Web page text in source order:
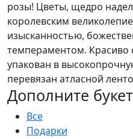
розы! Цветы, щедро
королевским
изысканностью,
темпераментом. Красиво
упакован в
перевязан атласной
Дополните
Все
Подарки